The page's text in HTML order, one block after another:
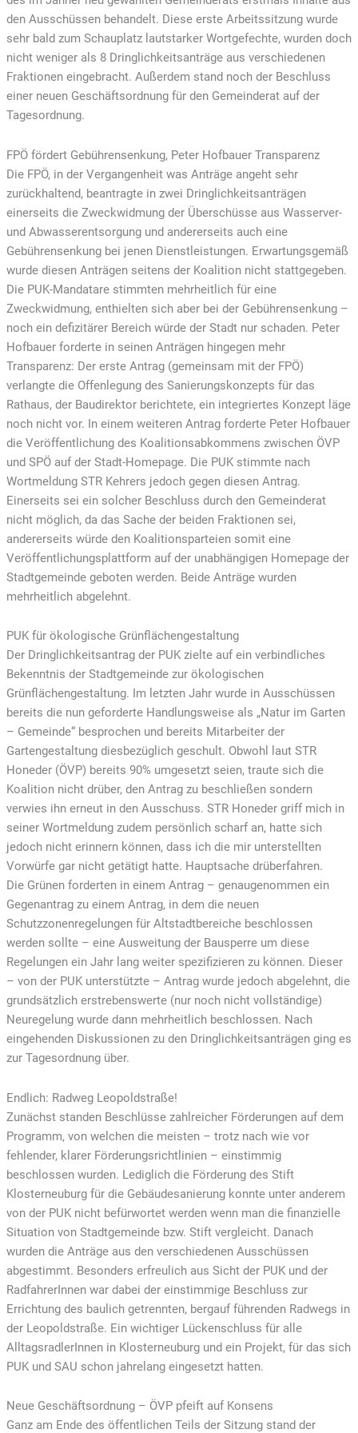
den Ausschüssen behandelt. Diese erste Arbeitssitzung wurde
sehr bald zum Schauplatz lautstarker Wortgefechte, wurden doch
nicht weniger als 8 Dringlichkeitsanträge aus verschiedenen
Fraktionen eingebracht. Außerdem stand noch der Beschluss
einer neuen Geschäftsordnung für den Gemeinderat auf der
Tagesordnung.
FPÖ fördert Gebührensenkung, Peter Hofbauer Transparenz
Die FPÖ, in der Vergangenheit was Anträge angeht sehr
zurückhaltend, beantragte in zwei Dringlichkeitsanträgen
einerseits die Zweckwidmung der Überschüsse aus Wasserver-
und Abwasserentsorgung und andererseits auch eine
Gebührensenkung bei jenen Dienstleistungen. Erwartungsgemäß
wurde diesen Anträgen seitens der Koalition nicht stattgegeben.
Die PUK-Mandatare stimmten mehrheitlich für eine
Zweckwidmung, enthielten sich aber bei der Gebührensenkung –
noch ein defizitärer Bereich würde der Stadt nur schaden. Peter
Hofbauer forderte in seinen Anträgen hingegen mehr
Transparenz: Der erste Antrag (gemeinsam mit der FPÖ)
verlangte die Offenlegung des Sanierungskonzepts für das
Rathaus, der Baudirektor berichtete, ein integriertes Konzept läge
noch nicht vor. In einem weiteren Antrag forderte Peter Hofbauer
die Veröffentlichung des Koalitionsabkommens zwischen ÖVP
und SPÖ auf der Stadt-Homepage. Die PUK stimmte nach
Wortmeldung STR Kehrers jedoch gegen diesen Antrag.
Einerseits sei ein solcher Beschluss durch den Gemeinderat
nicht möglich, da das Sache der beiden Fraktionen sei,
andererseits würde den Koalitionsparteien somit eine
Veröffentlichungsplattform auf der unabhängigen Homepage der
Stadtgemeinde geboten werden. Beide Anträge wurden
mehrheitlich abgelehnt.
PUK für ökologische Grünflächengestaltung
Der Dringlichkeitsantrag der PUK zielte auf ein verbindliches
Bekenntnis der Stadtgemeinde zur ökologischen
Grünflächengestaltung. Im letzten Jahr wurde in Ausschüssen
bereits die nun geforderte Handlungsweise als „Natur im Garten
– Gemeinde“ besprochen und bereits Mitarbeiter der
Gartengestaltung diesbezüglich geschult. Obwohl laut STR
Honeder (ÖVP) bereits 90% umgesetzt seien, traute sich die
Koalition nicht drüber, den Antrag zu beschließen sondern
verwies ihn erneut in den Ausschuss. STR Honeder griff mich in
seiner Wortmeldung zudem persönlich scharf an, hatte sich
jedoch nicht erinnern können, dass ich die mir unterstellten
Vorwürfe gar nicht getätigt hatte. Hauptsache drüberfahren.
Die Grünen forderten in einem Antrag – genaugenommen ein
Gegenantrag zu einem Antrag, in dem die neuen
Schutzzonenregelungen für Altstadtbereiche beschlossen
werden sollte – eine Ausweitung der Bausperre um diese
Regelungen ein Jahr lang weiter spezifizieren zu können. Dieser
– von der PUK unterstützte – Antrag wurde jedoch abgelehnt, die
grundsätzlich erstrebenswerte (nur noch nicht vollständige)
Neuregelung wurde dann mehrheitlich beschlossen. Nach
eingehenden Diskussionen zu den Dringlichkeitsanträgen ging es
zur Tagesordnung über.
Endlich: Radweg Leopoldstraße!
Zunächst standen Beschlüsse zahlreicher Förderungen auf dem
Programm, von welchen die meisten – trotz nach wie vor
fehlender, klarer Förderungsrichtlinien – einstimmig
beschlossen wurden. Lediglich die Förderung des Stift
Klosterneuburg für die Gebäudesanierung konnte unter anderem
von der PUK nicht befürwortet werden wenn man die finanzielle
Situation von Stadtgemeinde bzw. Stift vergleicht. Danach
wurden die Anträge aus den verschiedenen Ausschüssen
abgestimmt. Besonders erfreulich aus Sicht der PUK und der
RadfahrerInnen war dabei der einstimmige Beschluss zur
Errichtung des baulich getrennten, bergauf führenden Radwegs in
der Leopoldstraße. Ein wichtiger Lückenschluss für alle
AlltagsradlerInnen in Klosterneuburg und ein Projekt, für das sich
PUK und SAU schon jahrelang eingesetzt hatten.
Neue Geschäftsordnung – ÖVP pfeift auf Konsens
Ganz am Ende des öffentlichen Teils der Sitzung stand der